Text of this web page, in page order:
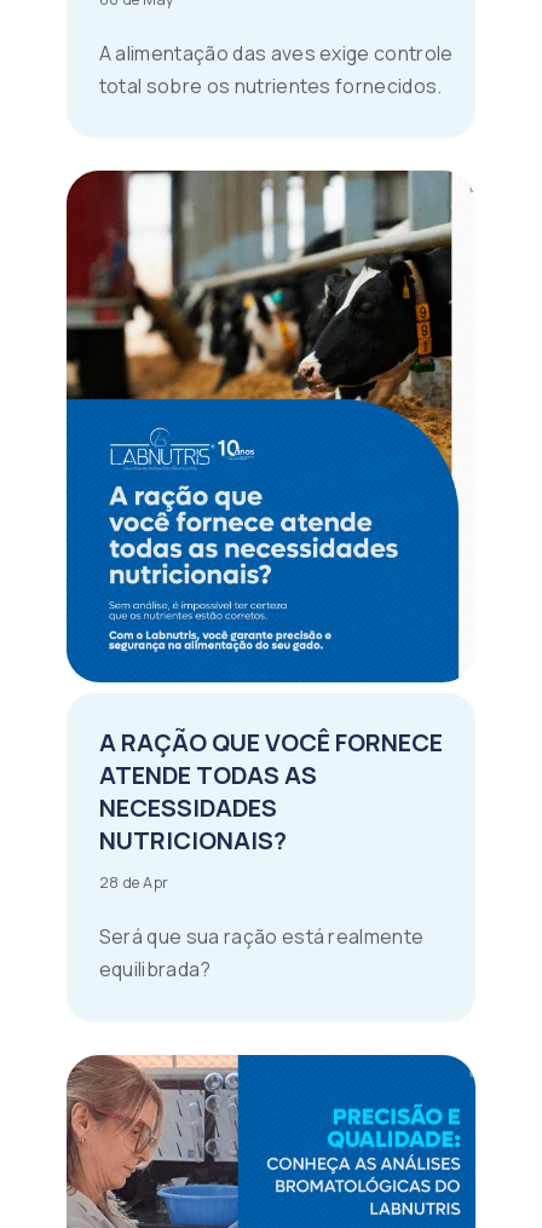
A alimentação das aves exige controle
total sobre os nutrientes fornecidos.
A RAÇÃO QUE VOCÊ FORNECE
ATENDE TODAS AS
NECESSIDADES
NUTRICIONAIS?
28 de Apr
Será que sua ração está realmente
equilibrada?